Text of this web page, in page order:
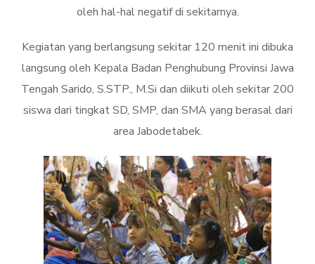
oleh hal-hal negatif di sekitarnya.
Kegiatan yang berlangsung sekitar 120 menit ini dibuka
langsung oleh Kepala Badan Penghubung Provinsi Jawa
Tengah Sarido, S.STP., M.Si dan diikuti oleh sekitar 200
siswa dari tingkat SD, SMP, dan SMA yang berasal dari
area Jabodetabek.